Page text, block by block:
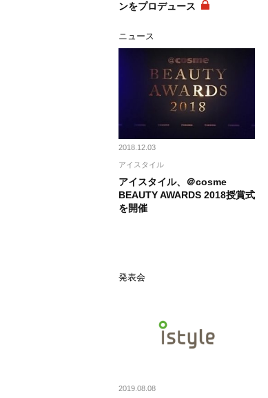
ンをプロデュース
ニュース
2018.12.03
アイスタイル
アイスタイル、＠cosme
BEAUTY AWARDS 2018授賞式
を開催
発表会
2019.08.08